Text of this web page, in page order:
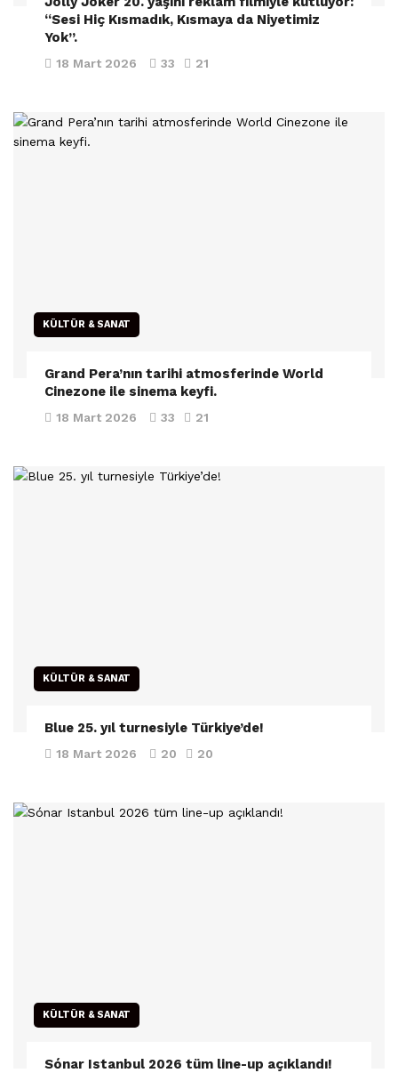
“Sesi Hiç Kısmadık, Kısmaya da Niyetimiz
Yok”.
18 Mart 2026 33 21
KÜLTÜR & SANAT
Grand Pera’nın tarihi atmosferinde World
Cinezone ile sinema keyfi.
18 Mart 2026 33 21
KÜLTÜR & SANAT
Blue 25. yıl turnesiyle Türkiye’de!
18 Mart 2026 20 20
KÜLTÜR & SANAT
Sónar Istanbul 2026 tüm line-up açıklandı!